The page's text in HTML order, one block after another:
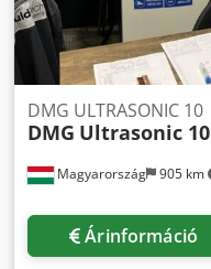
Magyarország 905 km
DMG ULTRASONIC 10
DMG Ultrasonic 10
Árinformáció